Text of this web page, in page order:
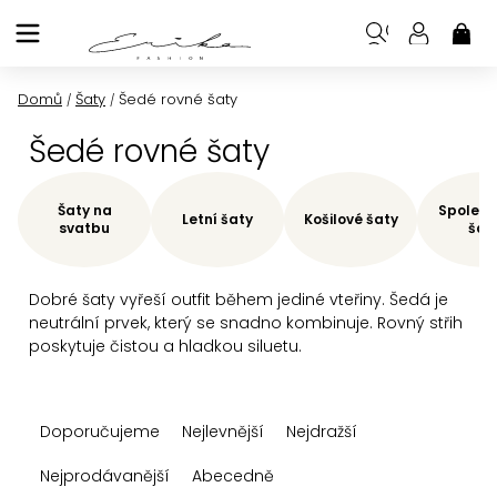
na
Domů / Šaty / Šedé rovné šaty
Šedé rovné šaty
Dobré šaty vyřeší outfit během jediné vteřiny. Šedá je
neutrální prvek, který se snadno kombinuje. Rovný střih
poskytuje čistou a hladkou siluetu.
Šaty na
svatbu
Letní šaty Košilové šaty
aDoporučujeme Nejlevnější
Nejdražší
Nejprodávanější
Abecedně